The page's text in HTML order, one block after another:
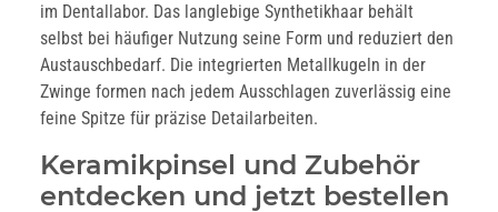
im Dentallabor. Das langlebige Synthetikhaar behält
selbst bei häufiger Nutzung seine Form und reduziert den
Austauschbedarf. Die integrierten Metallkugeln in der
Zwinge formen nach jedem Ausschlagen zuverlässig eine
feine Spitze für präzise Detailarbeiten.
Keramikpinsel und Zubehör
entdecken und jetzt bestellen